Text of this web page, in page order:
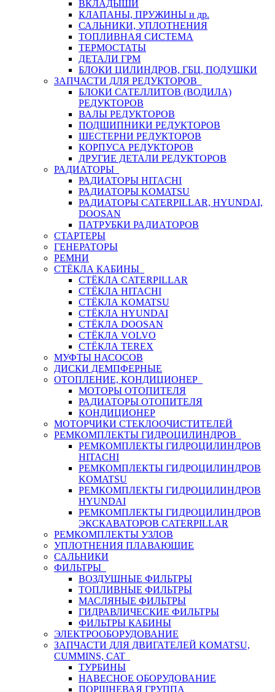
ВКЛАДЫШИ
КЛАПАНЫ, ПРУЖИНЫ и др.
САЛЬНИКИ, УПЛОТНЕНИЯ
ТОПЛИВНАЯ СИСТЕМА
ТЕРМОСТАТЫ
ДЕТАЛИ ГРМ
БЛОКИ ЦИЛИНДРОВ, ГБЦ, ПОДУШКИ
ЗАПЧАСТИ ДЛЯ РЕДУКТОРОВ
БЛОКИ САТЕЛЛИТОВ (ВОДИЛА)
РЕДУКТОРОВ
ВАЛЫ РЕДУКТОРОВ
ПОДШИПНИКИ РЕДУКТОРОВ
ШЕСТЕРНИ РЕДУКТОРОВ
КОРПУСА РЕДУКТОРОВ
ДРУГИЕ ДЕТАЛИ РЕДУКТОРОВ
РАДИАТОРЫ
РАДИАТОРЫ HITACHI
РАДИАТОРЫ KOMATSU
РАДИАТОРЫ CATERPILLAR, HYUNDAI,
DOOSAN
ПАТРУБКИ РАДИАТОРОВ
СТАРТЕРЫ
ГЕНЕРАТОРЫ
РЕМНИ
СТЁКЛА КАБИНЫ
СТЁКЛА CATERPILLAR
СТЁКЛА HITACHI
СТЁКЛА KOMATSU
СТЁКЛА HYUNDAI
СТЁКЛА DOOSAN
СТЁКЛА VOLVO
СТЁКЛА TEREX
МУФТЫ НАСОСОВ
ДИСКИ ДЕМПФЕРНЫЕ
ОТОПЛЕНИЕ, КОНДИЦИОНЕР
МОТОРЫ ОТОПИТЕЛЯ
РАДИАТОРЫ ОТОПИТЕЛЯ
КОНДИЦИОНЕР
МОТОРЧИКИ СТЕКЛООЧИСТИТЕЛЕЙ
РЕМКОМПЛЕКТЫ ГИДРОЦИЛИНДРОВ
РЕМКОМПЛЕКТЫ ГИДРОЦИЛИНДРОВ
HITACHI
РЕМКОМПЛЕКТЫ ГИДРОЦИЛИНДРОВ
KOMATSU
РЕМКОМПЛЕКТЫ ГИДРОЦИЛИНДРОВ
HYUNDAI
РЕМКОМПЛЕКТЫ ГИДРОЦИЛИНДРОВ
ЭКСКАВАТОРОВ CATERPILLAR
РЕМКОМПЛЕКТЫ УЗЛОВ
УПЛОТНЕНИЯ ПЛАВАЮЩИЕ
САЛЬНИКИ
ФИЛЬТРЫ
ВОЗДУШНЫЕ ФИЛЬТРЫ
ТОПЛИВНЫЕ ФИЛЬТРЫ
МАСЛЯНЫЕ ФИЛЬТРЫ
ГИДРАВЛИЧЕСКИЕ ФИЛЬТРЫ
ФИЛЬТРЫ КАБИНЫ
ЭЛЕКТРООБОРУДОВАНИЕ
ЗАПЧАСТИ ДЛЯ ДВИГАТЕЛЕЙ KOMATSU,
CUMMINS, CAT
ТУРБИНЫ
НАВЕСНОЕ ОБОРУДОВАНИЕ
ПОРШНЕВАЯ ГРУППА